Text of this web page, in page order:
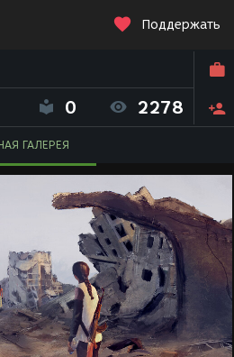
Поддержать
0 2278
ГАЛЕРЕЯ